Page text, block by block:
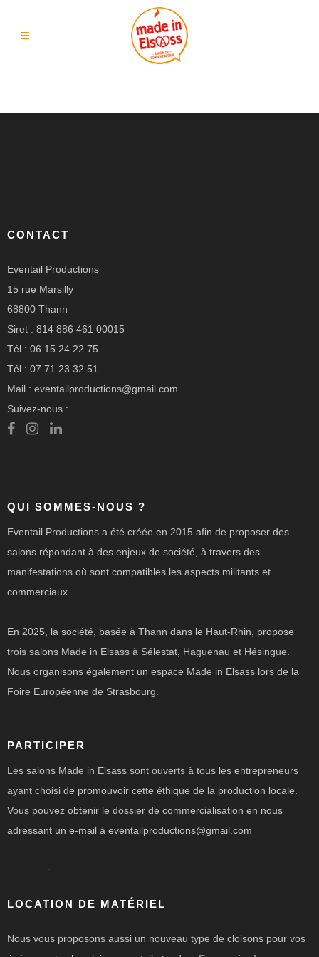
CONTACT
Eventail Productions
15 rue Marsilly
68800 Thann
Siret : 814 886 461 00015
Tél : 06 15 24 22 75
Tél : 07 71 23 32 51
Mail : eventailproductions@gmail.com
Suivez-nous :
QUI SOMMES-NOUS ?
Eventail Productions a été créée en 2015 afin de proposer des
salons répondant à des enjeux de société, à travers des
manifestations où sont compatibles les aspects militants et
commerciaux.
En 2025, la société, basée à Thann dans le Haut-Rhin, propose
trois salons Made in Elsass à Sélestat, Haguenau et Hésingue.
Nous organisons également un espace Made in Elsass lors de la
Foire Européenne de Strasbourg.
PARTICIPER
Les salons Made in Elsass sont ouverts à tous les entrepreneurs
ayant choisi de promouvoir cette éthique de la production locale.
Vous pouvez obtenir le dossier de commercialisation en nous
adressant un e-mail à eventailproductions@gmail.com
————-
LOCATION DE MATÉRIEL
Nous vous proposons aussi un nouveau type de cloisons pour vos